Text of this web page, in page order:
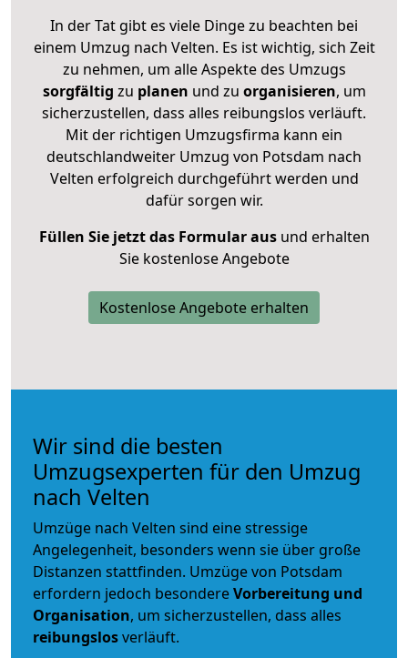
In der Tat gibt es viele Dinge zu beachten bei
einem Umzug nach Velten. Es ist wichtig, sich Zeit
zu nehmen, um alle Aspekte des Umzugs
sorgfältig zu planen und zu organisieren, um
sicherzustellen, dass alles reibungslos verläuft.
Mit der richtigen Umzugsfirma kann ein
deutschlandweiter Umzug von Potsdam nach
Velten erfolgreich durchgeführt werden und
dafür sorgen wir.
Füllen Sie jetzt das Formular ausund erhalten
Sie kostenlose Angebote
Kostenlose Angebote erhalten
Wir sind die besten
Umzugsexperten für den Umzug
nach Velten
Umzüge nach Velten sind eine stressige
Angelegenheit, besonders wenn sie über große
Distanzen stattfinden. Umzüge von Potsdam
erfordern jedoch besondereVorbereitung und
Organisation, um sicherzustellen, dass alles
reibungslosverläuft.